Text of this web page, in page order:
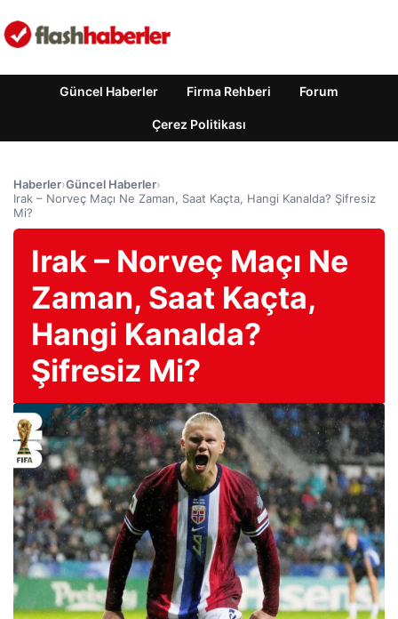
Güncel Haberler Firma Rehberi Forum
Çerez Politikası
Haberler›Güncel Haberler›
Irak – Norveç Maçı Ne Zaman, Saat Kaçta, Hangi Kanalda? Şifresiz
Mi?
Irak – Norveç Maçı Ne
Zaman, Saat Kaçta,
Hangi Kanalda?
Şifresiz Mi?